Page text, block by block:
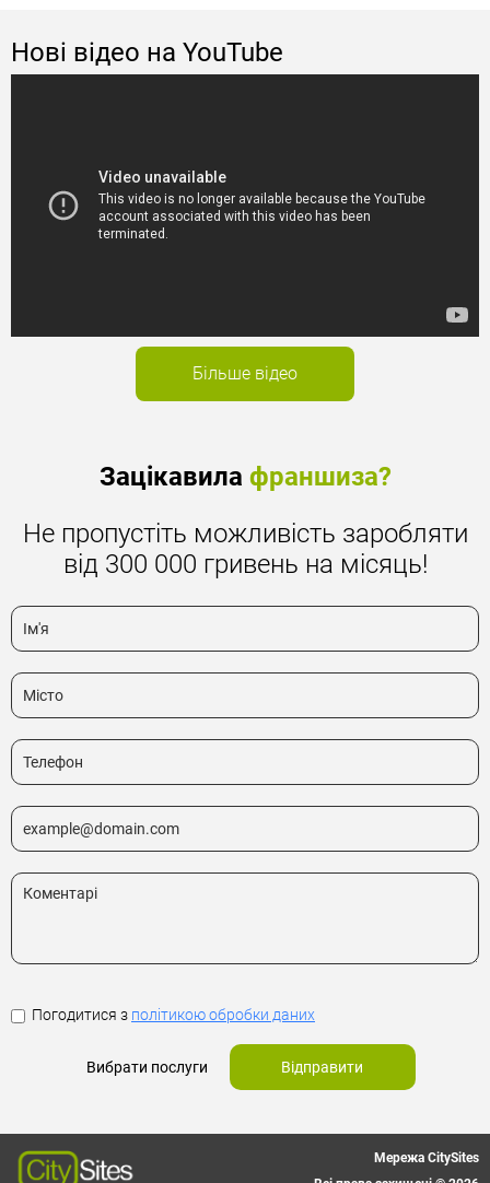
Нові відео на YouTube
Більше відео
Зацікавила франшиза?
Не пропустіть можливість заробляти
від 300 000 гривень на місяць!
Погодитися з політикою обробки даних
Вибрати послуги Відправити
Мережа CitySites